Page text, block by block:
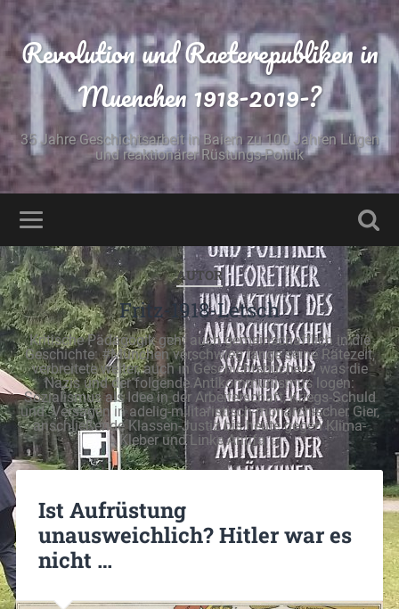
Revolution und Raeterepubliken in
Muenchen 1918-2019-?
35 Jahre Geschichtsarbeit in Baiern zu 100 Jahren Lügen
und reaktionärer Rüstungs-Politik
AUTOR
Fritz-1918-Letsch
Kritische Pädagogik geht auch gemeinschaftlich in die
Geschichte: #München verschwieg lange seine Rätezeit,
verbreitete weiter, auch in Geschichtsbüchern, was die
Nazis und der folgende Antikommunismus logen:
Sozialismus als Idee in der Arbeiterschaft, Kriegs-Schuld
und -Versagen in adelig-militaristisch-monarchischer Gier,
anschließende Klassen-Justiz bis heute gegen Klima-
Kleber und Linke Antifa ...
Ist Aufrüstung
unausweichlich? Hitler war es
nicht …